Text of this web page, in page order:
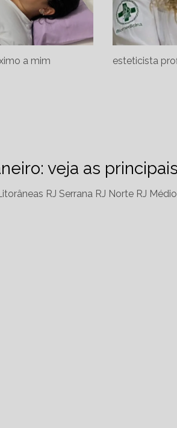
a mim esteticista
veja as
RJ Serrana RJ Norte RJ